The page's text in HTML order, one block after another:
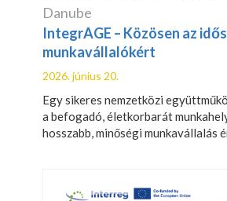
Danube
IntegrAGE – Közösen az
munkavállalókért
2026. június 20.
Egy sikeres nemzetközi
a befogadó, életkorbarát
hosszabb, minőségi munkavállalás